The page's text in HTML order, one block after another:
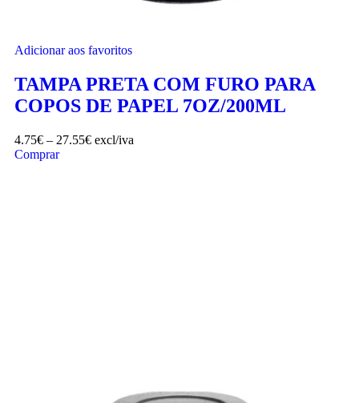
Adicionar aos favoritos
TAMPA PRETA COM FURO PARA
COPOS DE PAPEL 7OZ/200ML
4.75€ – 27.55€ excl/iva
Comprar